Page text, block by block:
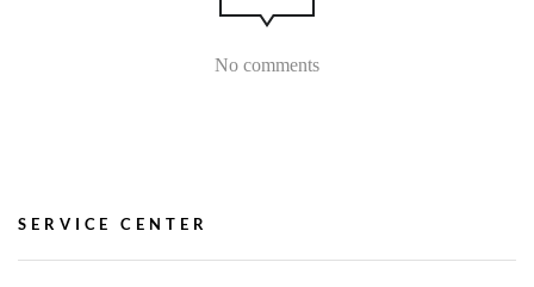
No comments
SERVICE CENTER